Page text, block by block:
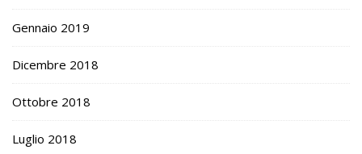
Gennaio 2019
Dicembre 2018
Ottobre 2018
Luglio 2018